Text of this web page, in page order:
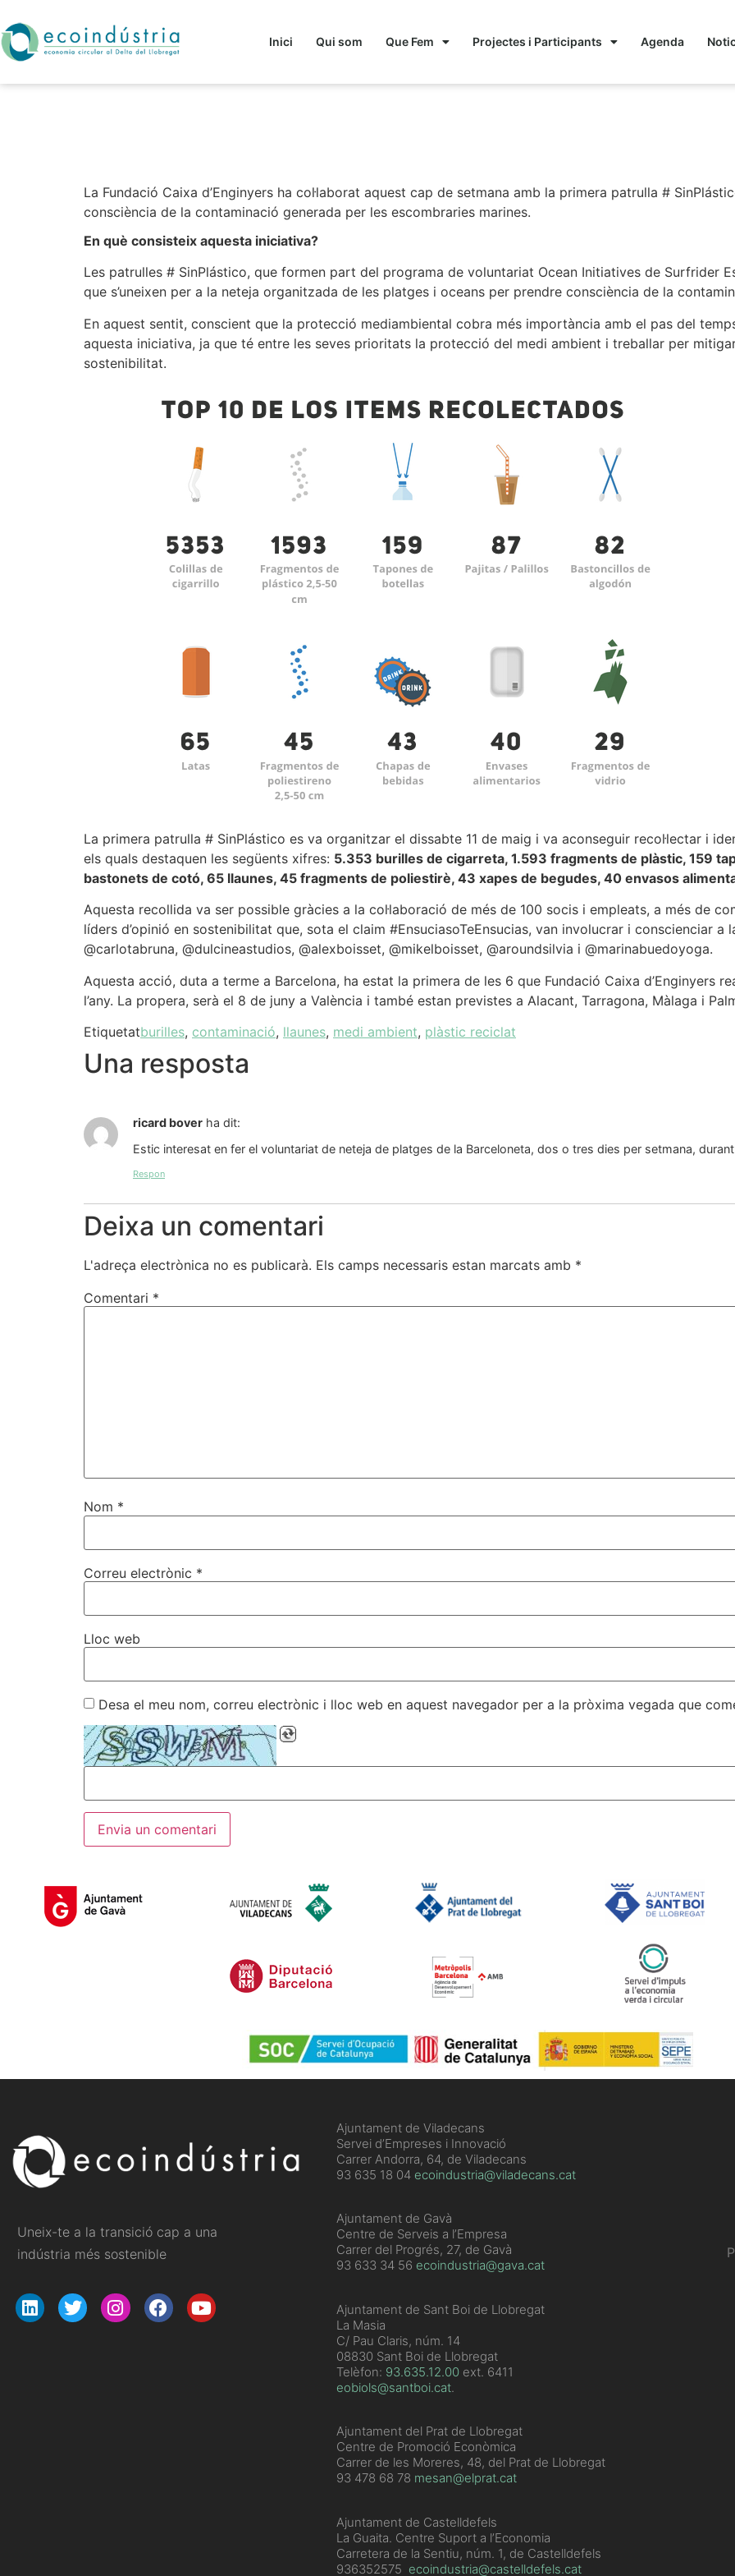
Inici Qui som Que Fem Projectes i Participants Agenda
La Fundació Caixa d’Enginyers ha col·laborat aquest cap de setmana amb la primera patrulla #
consciència de la contaminació generada per les escombraries marines.
En què consisteix aquesta iniciativa?
Les patrulles # SinPlástico, que formen part del programa de voluntariat Ocean Initiatives de Surfrider
que s’uneixen per a la neteja organitzada de les platges i oceans per prendre consciència de la
En aquest sentit, conscient que la protecció mediambiental cobra més importància amb el pas del
aquesta iniciativa, ja que té entre les seves prioritats la protecció del medi ambient i treballar per
sostenibilitat.
La primera patrulla # SinPlástico es va organitzar el dissabte 11 de maig i va aconseguir recol·lectar i
els quals destaquen les següents xifres: 5.353 burilles de cigarreta, 1.593 fragments de plàstic, 159
bastonets de cotó, 65 llaunes, 45 fragments de poliestirè, 43 xapes de begudes, 40 envasos
Aquesta recollida va ser possible gràcies a la col·laboració de més de 100 socis i empleats, a més de
líders d’opinió en sostenibilitat que, sota el claim #EnsuciasoTeEnsucias, van involucrar i conscienciar a
@carlotabruna, @dulcineastudios, @alexboisset, @mikelboisset, @aroundsilvia i @marinabuedoyoga.
Aquesta acció, duta a terme a Barcelona, ​​ha estat la primera de les 6 que Fundació Caixa d’Enginyers
l’any. La propera, serà el 8 de juny a València i també estan previstes a Alacant, Tarragona, Màlaga i
Etiquetatburilles, contaminació, llaunes, medi ambient, plàstic reciclat
Una resposta
ricard bover ha dit:
Estic interesat en fer el voluntariat de neteja de platges de la Barceloneta, dos o tres dies per setmana,
Respon
Deixa un comentari
L'adreça electrònica no es publicarà. Els camps necessaris estan marcats amb *
Comentari *
Nom *
Correu electrònic *
Lloc web
Desa el meu nom, correu electrònic i lloc web en aquest navegador per a la pròxima vegada que
Uneix-te a la transició cap a una
indústria més sostenible
​Ajuntament de Viladecans
Servei d’Empreses i Innovació
Carrer Andorra, 64, de Viladecans
93 635 18 04ecoindustria@viladecans.cat
Ajuntament de Gavà
Centre de Serveis a l’Empresa
Carrer del Progrés, 27, de Gavà
93 633 34 56 ecoindustria@gava.cat
Ajuntament de Sant Boi de Llobregat
La Masia
C/ Pau Claris, núm. 14
08830 Sant Boi de Llobregat
Telèfon: 93.635.12.00ext. 6411
eobiols@santboi.cat.
Ajuntament del Prat de Llobregat
Centre de Promoció Econòmica
Carrer de les Moreres, 48, del Prat de Llobregat
93 478 68 78 mesan@elprat.cat
Ajuntament de Castelldefels
La Guaita. Centre Suport a l’Economia
Carretera de la Sentiu, núm. 1, de Castelldefels
936352575 ecoindustria@castelldefels.cat